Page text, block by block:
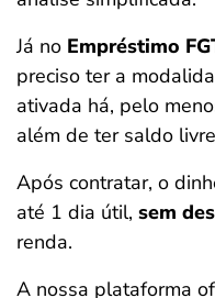
Já no Empréstimo
preciso ter a
ativada há, pelo
além de ter saldo
Após contratar, o
até 1 dia útil, sem
renda.
A nossa plataforma